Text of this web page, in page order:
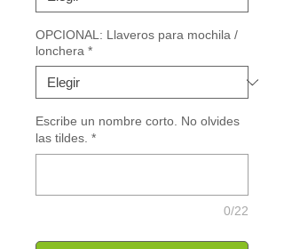
OPCIONAL: Llaveros para mochila /
lonchera *
Escribe un nombre corto. No olvides
las tildes. *
0/22